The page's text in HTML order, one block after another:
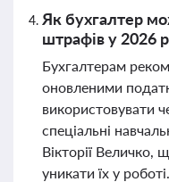
Як бухгалтер
штрафів у 2026
Бухгалтерам
оновленими
використовувати
спеціальні
Вікторії Величко,
уникати їх у роботі.